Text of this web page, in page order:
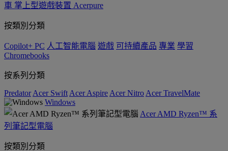
車 掌上型遊戲裝置 Acerpure
按類別分類
Copilot+ PC 人工智能電腦 遊戲 可持續產品 專業 學習
Chromebooks
按系列分類
Predator Acer Swift Acer Aspire Acer Nitro Acer TravelMate
Windows
Acer AMD Ryzen™ 系
列筆記型電腦
按類別分類